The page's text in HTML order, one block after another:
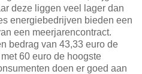
deze liggen veel lager dan
energiebedrijven bieden een
een meerjarencontract.
bedrag van 43,33 euro de
60 euro de hoogste
doen er goed aan